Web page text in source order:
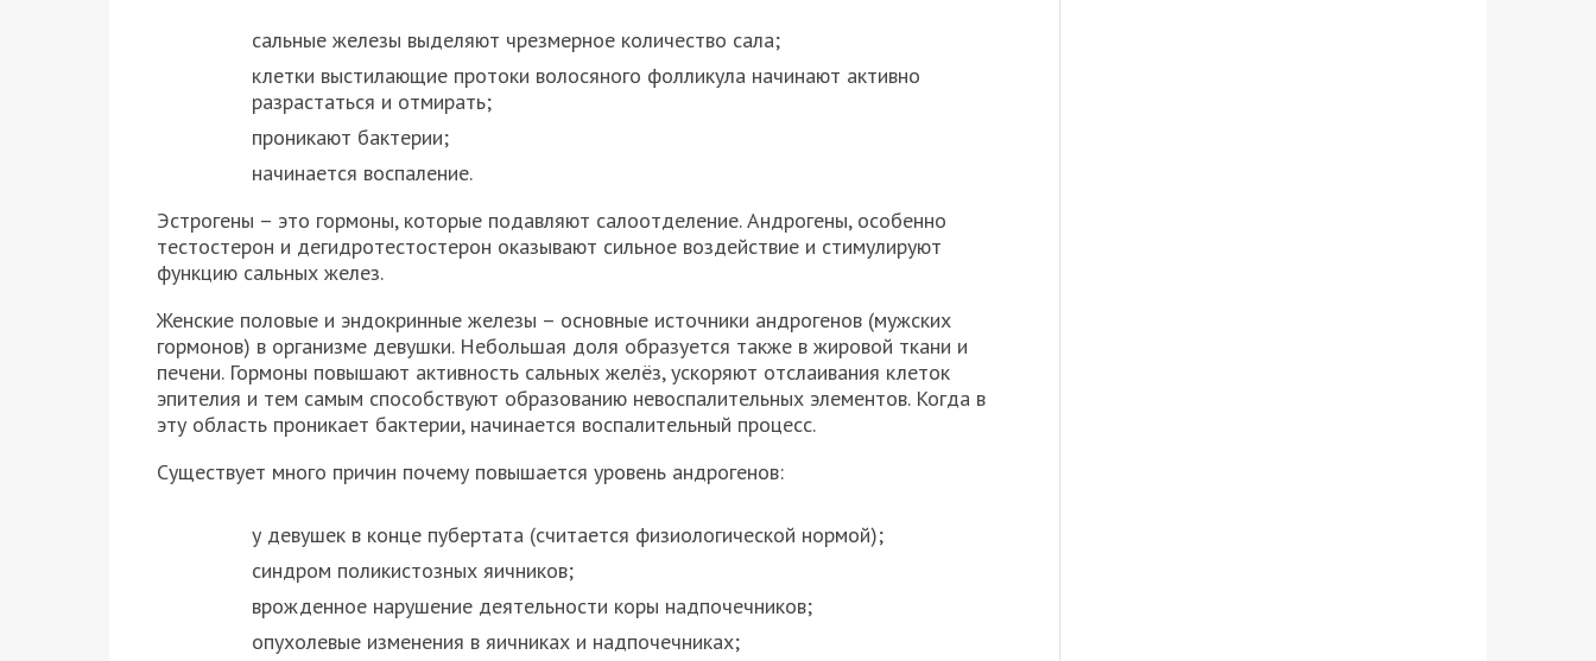
сальные железы выделяют чрезмерное количество сала;
клетки выстилающие протоки волосяного фолликула начинают активно
разрастаться и отмирать;
проникают бактерии;
начинается воспаление.
Эстрогены – это гормоны, которые подавляют салоотделение. Андрогены, особенно
тестостерон и дегидротестостерон оказывают сильное воздействие и стимулируют
функцию сальных желез.
Женские половые и эндокринные железы – основные источники андрогенов (мужских
гормонов) в организме девушки. Небольшая доля образуется также в жировой ткани и
печени. Гормоны повышают активность сальных желёз, ускоряют отслаивания клеток
эпителия и тем самым способствуют образованию невоспалительных элементов. Когда в
эту область проникает бактерии, начинается воспалительный процесс.
Существует много причин почему повышается уровень андрогенов:
у девушек в конце пубертата (считается физиологической нормой);
синдром поликистозных яичников;
врожденное нарушение деятельности коры надпочечников;
опухолевые изменения в яичниках и надпочечниках;